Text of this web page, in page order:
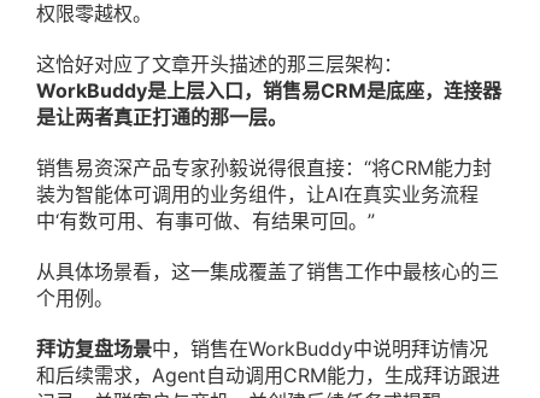
权限零越权。
这恰好对应了文章开头描述的那三层架构：
WorkBuddy是上层入口，销售易CRM是底座，连接器
是让两者真正打通的那一层。
销售易资深产品专家孙毅说得很直接：“将CRM能力封
装为智能体可调用的业务组件，让AI在真实业务流程
中‘有数可用、有事可做、有结果可回。”
从具体场景看，这一集成覆盖了销售工作中最核心的三
个用例。
拜访复盘场景中，销售在WorkBuddy中说明拜访情况
和后续需求，Agent自动调用CRM能力，生成拜访跟进